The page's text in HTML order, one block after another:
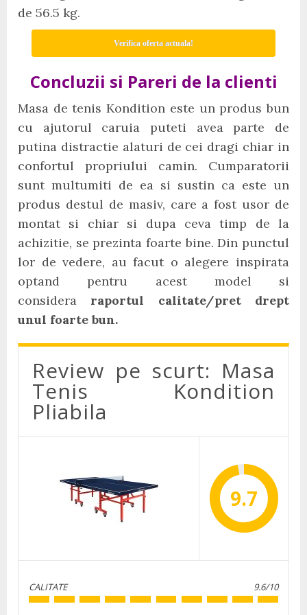
de 56.5 kg.
Verifica oferta actuala!
Concluzii si Pareri de la clienti
Masa de tenis Kondition este un produs bun
cu ajutorul caruia puteti avea parte de
putina distractie alaturi de cei dragi chiar in
confortul propriului camin. Cumparatorii
sunt multumiti de ea si sustin ca este un
produs destul de masiv, care a fost usor de
montat si chiar si dupa ceva timp de la
achizitie, se prezinta foarte bine. Din punctul
lor de vedere, au facut o alegere inspirata
optand pentru acest model si
considera raportul calitate/pret drept
unul foarte bun.
Review pe scurt: Masa
Tenis Kondition
Pliabila
9.7
CALITATE 9.6/10